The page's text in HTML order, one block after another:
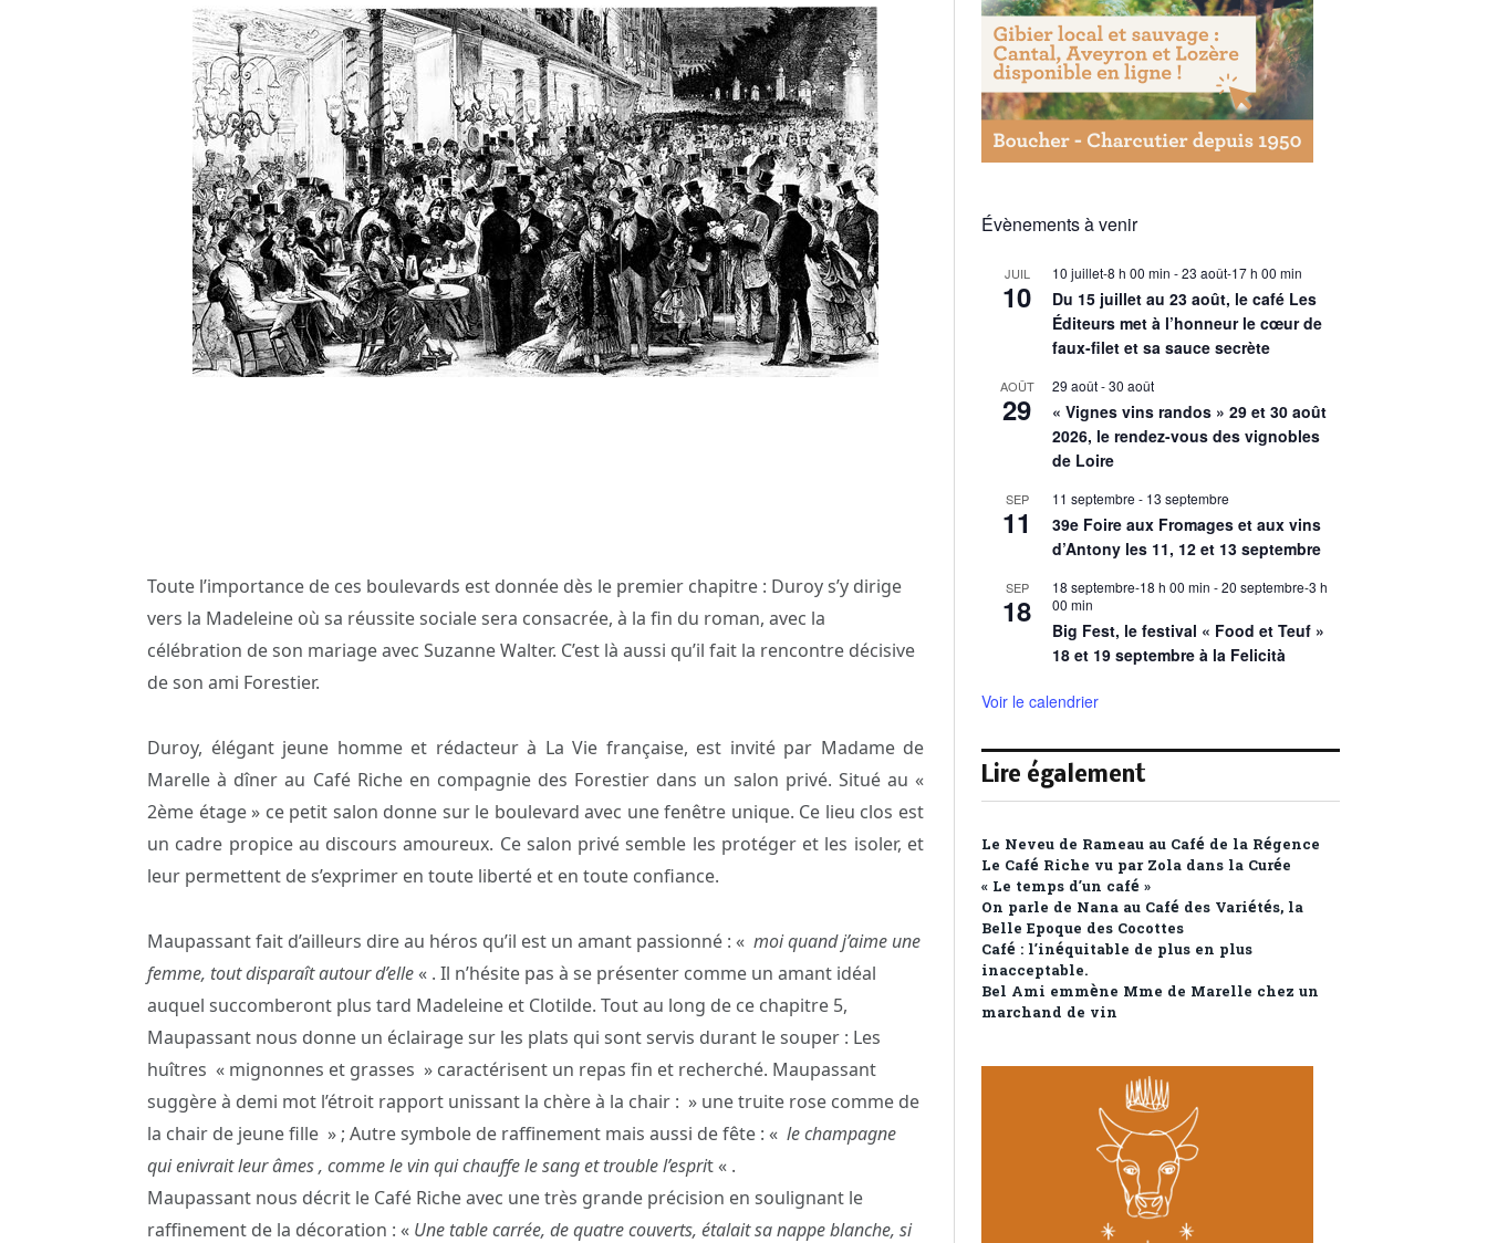
Toute l’importance de ces boulevards est donnée dès le premier chapitre : Duroy s’y dirige
vers la Madeleine où sa réussite sociale sera consacrée, à la fin du roman, avec la
célébration de son mariage avec Suzanne Walter. C’est là aussi qu’il fait la rencontre décisive
de son ami Forestier.
Duroy, élégant jeune homme et rédacteur à La Vie française, est invité par Madame de
Marelle à dîner au Café Riche en compagnie des Forestier dans un salon privé. Situé au «
2ème étage » ce petit salon donne sur le boulevard avec une fenêtre unique. Ce lieu clos est
un cadre propice au discours amoureux. Ce salon privé semble les protéger et les isoler, et
leur permettent de s’exprimer en toute liberté et en toute confiance.
Maupassant fait d’ailleurs dire au héros qu’il est un amant passionné : « moi quand j’aime une
femme, tout disparaît autour d’elle« . Il n’hésite pas à se présenter comme un amant idéal
auquel succomberont plus tard Madeleine et Clotilde. Tout au long de ce chapitre 5,
Maupassant nous donne un éclairage sur les plats qui sont servis durant le souper : Les
huîtres « mignonnes et grasses » caractérisent un repas fin et recherché. Maupassant
suggère à demi mot l’étroit rapport unissant la chère à la chair : » une truite rose comme de
la chair de jeune fille » ; Autre symbole de raffinement mais aussi de fête : « le champagne
qui enivrait leur âmes , comme le vin qui chauffe le sang et trouble l’esprit « .
Maupassant nous décrit le Café Riche avec une très grande précision en soulignant le
raffinement de la décoration : « Une table carrée, de quatre couverts, étalait sa nappe blanche, si
Évènements à venir
JUIL
10
10 juillet-8 h 00 min -23 août-17 h 00 min
Du 15 juillet au 23 août, le café Les
Éditeurs met à l’honneur le cœur de
faux-filet et sa sauce secrète
AOÛT
29
29 août-30 août
« Vignes vins randos » 29 et 30 août
2026, le rendez-vous des vignobles
de Loire
SEP
11
11 septembre - 13 septembre
39e Foire aux Fromages et aux vins
d’Antony les 11, 12 et 13 septembre
SEP
18
18 septembre-18 h 00 min -20 septembre-3 h
00 min
Big Fest, le festival « Food et Teuf »
18 et 19 septembre à la Felicità
Voir le calendrier
Lire également
Le Neveu de Rameau au Café de la Régence
Le Café Riche vu par Zola dans la Curée
« Le temps d’un café »
On parle de Nana au Café des Variétés, la
Belle Epoque des Cocottes
Café : l’inéquitable de plus en plus
inacceptable.
Bel Ami emmène Mme de Marelle chez un
marchand de vin